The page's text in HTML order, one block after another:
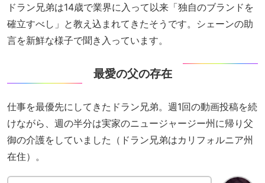
ドラン兄弟は14歳で業界に入って以来「独自のブランドを
確立すべし」と教え込まれてきたそうです。シェーンの助
言を新鮮な様子で聞き入っています。
最愛の父の存在
仕事を最優先にしてきたドラン兄弟。週1回の動画投稿を続
けながら、週の半分は実家のニュージャージー州に帰り父
御の介護をしていました（ドラン兄弟はカリフォルニア州
在住）。